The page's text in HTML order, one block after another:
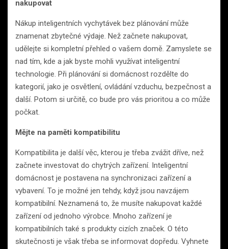
nakupovat
Nákup inteligentních vychytávek bez plánování může
znamenat zbytečné výdaje. Než začnete nakupovat,
udělejte si kompletní přehled o vašem domě. Zamyslete se
nad tím, kde a jak byste mohli využívat inteligentní
technologie. Při plánování si domácnost rozdělte do
kategorií, jako je osvětlení, ovládání vzduchu, bezpečnost a
další. Potom si určitě, co bude pro vás prioritou a co může
počkat.
Mějte na paměti kompatibilitu
Kompatibilita je další věc, kterou je třeba zvážit dříve, než
začnete investovat do chytrých zařízení. Inteligentní
domácnost je postavena na synchronizaci zařízení a
vybavení. To je možné jen tehdy, když jsou navzájem
kompatibilní. Neznamená to, že musíte nakupovat každé
zařízení od jednoho výrobce. Mnoho zařízení je
kompatibilních také s produkty cizích značek. O této
skutečnosti je však třeba se informovat dopředu. Vyhnete